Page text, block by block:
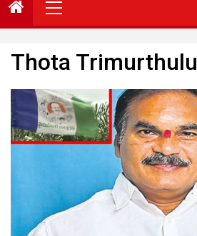
Menu
Thota Trimurthulu